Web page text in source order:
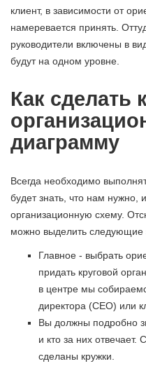
клиент, в зависимости от
намеревается принять.
руководители включены в
будут на одном уровне.
Как сделать
диаграмму
Всегда необходимо
будет знать, что нам нужно,
организационную схему.
можно выделить следующие
Главное - выбрать
придать круговой
в центре мы
директора (CEO) или
Вы должны подробно
и кто за них
сделаны кружки.